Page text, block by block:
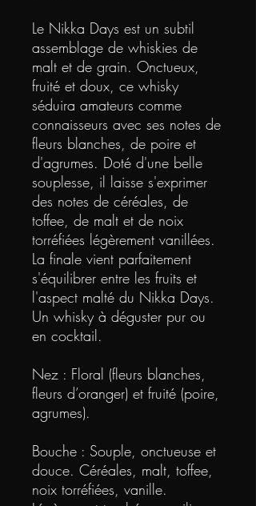
Le Nikka Days est un subtil
assemblage de whiskies de
malt et de grain. Onctueux,
fruité et doux, ce whisky
séduira amateurs comme
connaisseurs avec ses notes de
fleurs blanches, de poire et
d'agrumes. Doté d'une belle
souplesse, il laisse s'exprimer
des notes de céréales, de
toffee, de malt et de noix
torréfiées légèrement vanillées.
La finale vient parfaitement
s'équilibrer entre les fruits et
l'aspect malté du Nikka Days.
Un whisky à déguster pur ou
en cocktail.
Nez : Floral (fleurs blanches,
fleurs d’oranger) et fruité (poire,
agrumes).
Bouche : Souple, onctueuse et
douce. Céréales, malt, toffee,
noix torréfiées, vanille.